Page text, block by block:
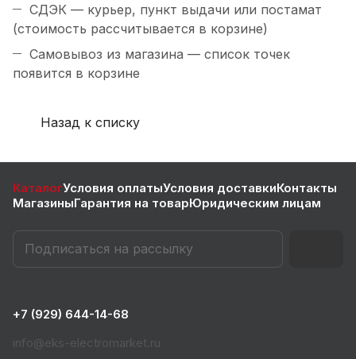
СДЭК — курьер, пункт выдачи или постамат
(стоимость рассчитывается в корзине)
Самовывоз из магазина — список точек
появится в корзине
Назад к списку
КаталогУсловия оплатыУсловия доставкиКонтакты
МагазиныГарантия на товарЮридическим лицам
+7 (929) 644-14-68
info@eks-electromarket.ru